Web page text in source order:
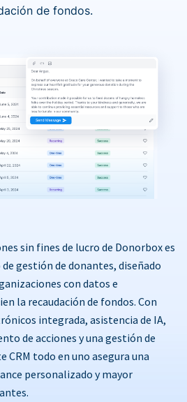
de fondos.
sin fines de lucro de Donorbox es
gestión de donantes, diseñado
con datos e
la recaudación de fondos. Con
integrada, asistencia de IA,
de acciones y una gestión de
CRM todo en uno asegura una
personalizado y mayor